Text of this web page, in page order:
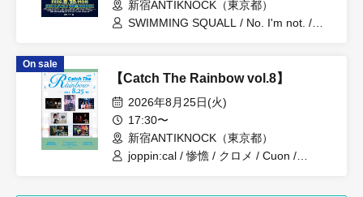
新宿ANTIKNOCK（東京都）
SWIMMING SQUALL / No. I'm not. /
On sale
【Catch The Rainbow vol.8】
2026年8月25日(火)
17:30〜
新宿ANTIKNOCK（東京都）
joppin:cal / 惨憺 / クロメ / Cuon /